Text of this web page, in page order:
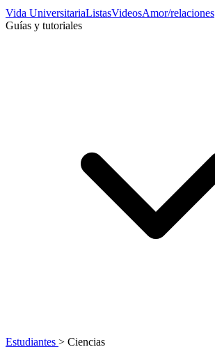
Vida UniversitariaListasVideosAmor/relaciones
Guías y tutoriales
Estudiantes > Ciencias